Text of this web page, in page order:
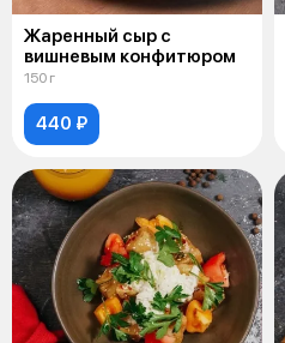
Жаренный сыр с
вишневым конфитюром
150 г
440 ₽